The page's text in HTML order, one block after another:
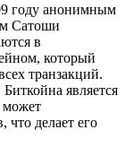
году анонимным
Сатоши
в
который
транзакций.
является
может
что делает его